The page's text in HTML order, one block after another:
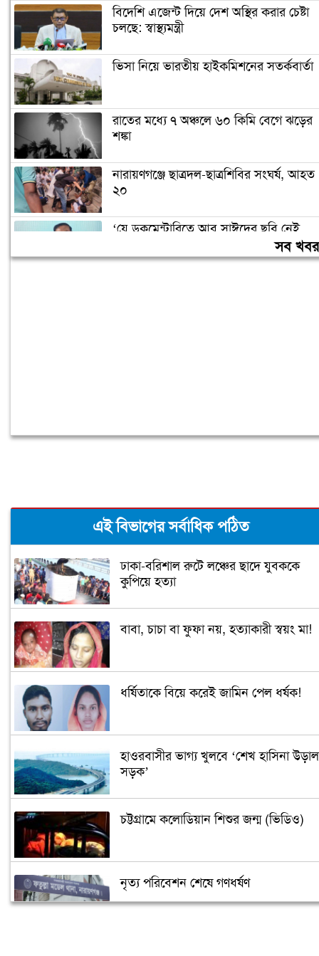
বিদেশি এজেন্ট দিয়ে দেশ অস্থির করার চেষ্টা
চলছে: স্বাস্থ্যমন্ত্রী
ভিসা নিয়ে ভারতীয় হাইকমিশনের সতর্কবার্তা
রাতের মধ্যে ৭ অঞ্চলে ৬০ কিমি বেগে ঝড়ের
শঙ্কা
নারায়ণগঞ্জে ছাত্রদল-ছাত্রশিবির সংঘর্ষ, আহত
২০
‘যে ডকুমেন্টারিতে আবু সাঈদের ছবি নেই,
সব
এই বিভাগের সর্বাধিক পঠিত
ঢাকা-বরিশাল রুটে লঞ্চের ছাদে যুবককে
কুপিয়ে হত্যা
বাবা, চাচা বা ফুফা নয়, হত্যাকারী স্বয়ং মা!
ধর্ষিতাকে বিয়ে করেই জামিন পেল ধর্ষক!
হাওরবাসীর ভাগ্য খুলবে ‘শেখ হাসিনা উড়াল
সড়ক’
চট্টগ্রামে কলোডিয়ান শিশুর জন্ম (ভিডিও)
নৃত্য পরিবেশন শেষে গণধর্ষণ